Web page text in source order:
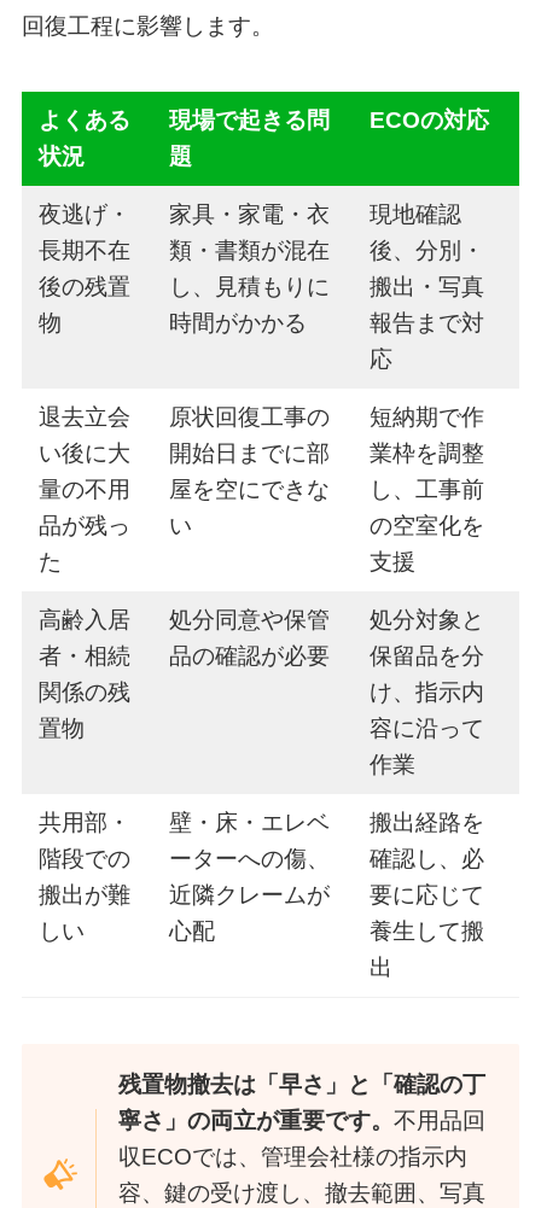
回復工程に影響します。
よくある
状況
現場で起きる問
題
ECOの対応
夜逃げ・
長期不在
後の残置
物
家具・家電・衣
類・書類が混在
し、見積もりに
時間がかかる
現地確認
後、分別・
搬出・写真
報告まで対
応
退去立会
い後に大
量の不用
品が残っ
た
原状回復工事の
開始日までに部
屋を空にできな
い
短納期で作
業枠を調整
し、工事前
の空室化を
支援
高齢入居
者・相続
関係の残
置物
処分同意や保管
品の確認が必要
処分対象と
保留品を分
け、指示内
容に沿って
作業
共用部・
階段での
搬出が難
しい
壁・床・エレベ
ーターへの傷、
近隣クレームが
心配
搬出経路を
確認し、必
要に応じて
養生して搬
出
残置物撤去は「早さ」と「確認の丁
寧さ」の両立が重要です。 不用品回
収ECOでは、管理会社様の指示内
容、鍵の受け渡し、撤去範囲、写真